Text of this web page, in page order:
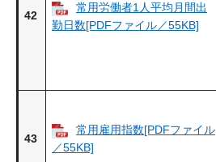
42
常用労働者1人平均月間出
勤日数[PDFファイル／55KB]
43
常用雇用指数[PDFファイル
／55KB]